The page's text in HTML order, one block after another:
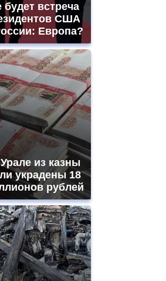
будет встреча
США
Европа?
из казны
украдены 18
рублей